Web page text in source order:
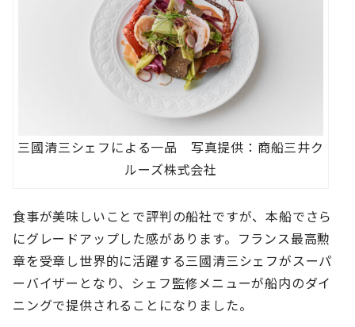
三國清三シェフによる一品 写真提供：商船三井ク
ルーズ株式会社
食事が美味しいことで評判の船社ですが、本船でさら
にグレードアップした感があります。フランス最高勲
章を受章し世界的に活躍する三國清三シェフがスーパ
ーバイザーとなり、シェフ監修メニューが船内のダイ
ニングで提供されることになりました。